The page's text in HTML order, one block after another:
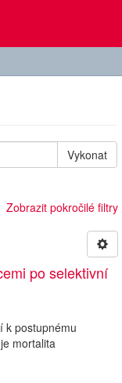
Vykonat
Zobrazit pokročilé filtry
po selektivní
k postupnému
mortalita